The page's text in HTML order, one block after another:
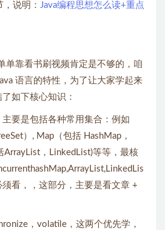
说明： Java编程思想怎么读+重点
单靠看书刷视频肯定是不够的，咱
语言的特性，为了让大家学起来
如下核心知识：
主要是包括各种常用集合：例如
）, Map（包括 HashMap，
ArrayList，LinkedList)等等，最核
看，，这部分，主要是看文章 +
，volatile，这两个优先学，